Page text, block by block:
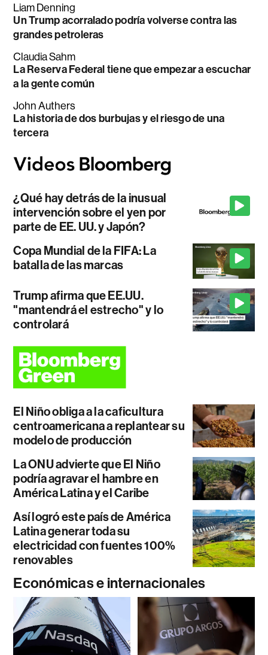
Liam Denning
Un Trump acorralado podría volverse contra las
grandes petroleras
Claudia Sahm
La Reserva Federal tiene que empezar a escuchar
a la gente común
John Authers
La historia de dos burbujas y el riesgo de una
tercera
¿Qué hay detrás de la inusual
intervención sobre el yen por
parte de EE. UU. y Japón?
Copa Mundial de la FIFA: La
batalla de las marcas
Trump afirma que EE.UU.
"mantendrá el estrecho" y lo
controlará
El Niño obliga a la caficultura
centroamericana a replantear su
modelo de producción
La ONU advierte que El Niño
podría agravar el hambre en
América Latina y el Caribe
Así logró este país de América
Latina generar toda su
electricidad con fuentes 100%
renovables
Económicas e internacionales